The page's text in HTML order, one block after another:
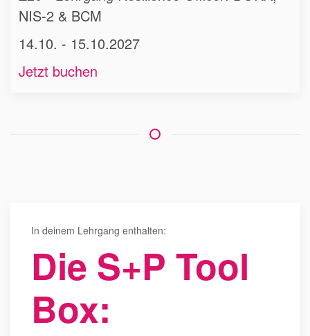
NIS-2 & BCM
14.10. - 15.10.2027
Jetzt buchen
In deinem Lehrgang enthalten:
Die S+P Tool
Box: